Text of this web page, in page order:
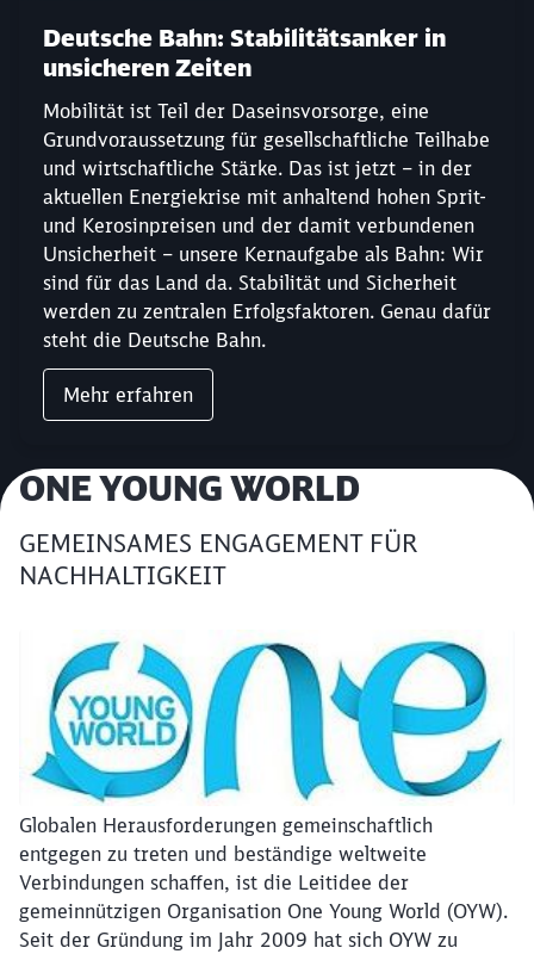
Deutsche Bahn: Stabilitätsanker in
unsicheren Zeiten
Mobilität ist Teil der Daseinsvorsorge, eine
Grundvoraussetzung für gesellschaftliche Teilhabe
und wirtschaftliche Stärke. Das ist jetzt – in der
aktuellen Energiekrise mit anhaltend hohen Sprit-
und Kerosinpreisen und der damit verbundenen
Unsicherheit – unsere Kernaufgabe als Bahn: Wir
sind für das Land da. Stabilität und Sicherheit
werden zu zentralen Erfolgsfaktoren. Genau dafür
steht die Deutsche Bahn.
Mehr erfahren
Artikel:
ONE YOUNG WORLD
GEMEINSAMES ENGAGEMENT FÜR
NACHHALTIGKEIT
Globalen Herausforderungen gemeinschaftlich
entgegen zu treten und beständige weltweite
Verbindungen schaffen, ist die Leitidee der
gemeinnützigen Organisation One Young World (OYW).
Seit der Gründung im Jahr 2009 hat sich OYW zu
Schließen
Möchten Sie zu weitergeleitet